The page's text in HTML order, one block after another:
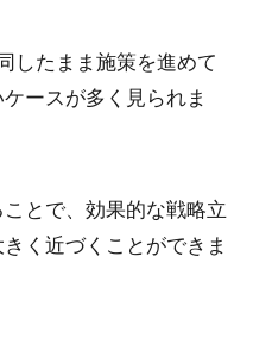
したまま施策を進めて
ースが多く見られま
とで、効果的な戦略立
く近づくことができま